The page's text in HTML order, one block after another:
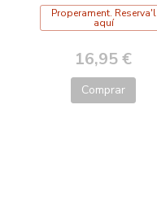
Properament. Reserva'l
aquí
16,95 €
Comprar